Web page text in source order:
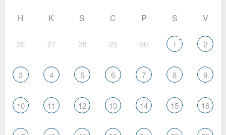
H K S C P S V
26 27 28 29 30 1
+
2
3 4 5 6 7 8 9
10 11 12 13 14 15 16